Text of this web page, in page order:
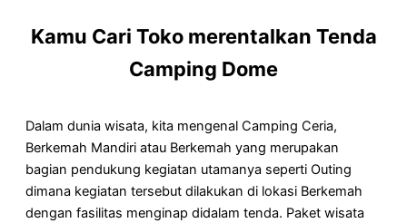
Kamu Cari Toko merentalkan Tenda
Camping Dome
Dalam dunia wisata, kita mengenal Camping Ceria,
Berkemah Mandiri atau Berkemah yang merupakan
bagian pendukung kegiatan utamanya seperti Outing
dimana kegiatan tersebut dilakukan di lokasi Berkemah
dengan fasilitas menginap didalam tenda. Paket wisata